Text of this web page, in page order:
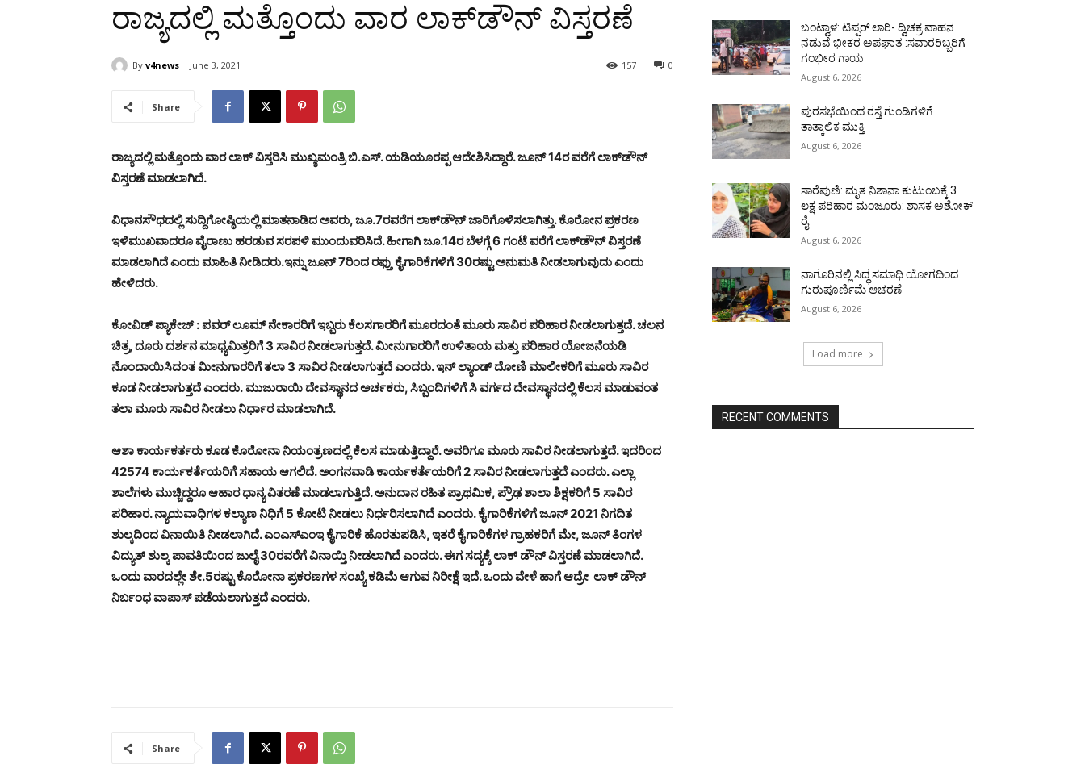
ರಾಜ್ಯದಲ್ಲಿ ಮತ್ತೊಂದು ವಾರ ಲಾಕ್‌ಡೌನ್ ವಿಸ್ತರಣೆ
By v4news June 3, 2021 0
157
Share
ರಾಜ್ಯದಲ್ಲಿ ಮತ್ತೊಂದು ವಾರ ಲಾಕ್ ವಿಸ್ತರಿಸಿ ಮುಖ್ಯಮಂತ್ರಿ ಬಿ.ಎಸ್. ಯಡಿಯೂರಪ್ಪ ಆದೇಶಿಸಿದ್ದಾರೆ. ಜೂನ್ 14ರ ವರೆಗೆ ಲಾಕ್‌ಡೌನ್
ವಿಸ್ತರಣೆ ಮಾಡಲಾಗಿದೆ.
ವಿಧಾನಸೌಧದಲ್ಲಿ ಸುದ್ದಿಗೋಷ್ಠಿಯಲ್ಲಿ ಮಾತನಾಡಿದ ಅವರು, ಜೂ.7ರವರೆಗ ಲಾಕ್‌ಡೌನ್ ಜಾರಿಗೊಳಿಸಲಾಗಿತ್ತು. ಕೊರೋನ ಪ್ರಕರಣ
ಇಳಿಮುಖವಾದರೂ ವೈರಾಣು ಹರಡುವ ಸರಪಳಿ ಮುಂದುವರಿಸಿದೆ. ಹೀಗಾಗಿ ಜೂ.14ರ ಬೆಳಗ್ಗೆ 6 ಗಂಟೆ ವರೆಗೆ ಲಾಕ್‌ಡೌನ್ ವಿಸ್ತರಣೆ
ಮಾಡಲಾಗಿದೆ ಎಂದು ಮಾಹಿತಿ ನೀಡಿದರು.ಇನ್ನು ಜೂನ್‌ 7ರಿಂದ ರಫ್ತು ಕೈಗಾರಿಕೆಗಳಿಗೆ 30ರಷ್ಟು ಅನುಮತಿ ನೀಡಲಾಗುವುದು ಎಂದು
ಹೇಳಿದರು.
ಕೋವಿಡ್ ಪ್ಯಾಕೇಜ್ : ಪವರ್ ಲೂಮ್ ನೇಕಾರರಿಗೆ ಇಬ್ಬರು ಕೆಲಸಗಾರರಿಗೆ ಮೂರದಂತೆ ಮೂರು ಸಾವಿರ ಪರಿಹಾರ ನೀಡಲಾಗುತ್ತದೆ. ಚಲನ
ಚಿತ್ರ, ದೂರು ದರ್ಶನ ಮಾಧ್ಯಮಿತ್ರರಿಗೆ 3 ಸಾವಿರ ನೀಡಲಾಗುತ್ತದೆ. ಮೀನುಗಾರರಿಗೆ ಉಳಿತಾಯ ಮತ್ತು ಪರಿಹಾರ ಯೋಜನೆಯಡಿ
ನೊಂದಾಯಿಸಿದಂತ ಮೀನುಗಾರರಿಗೆ ತಲಾ 3 ಸಾವಿರ ನೀಡಲಾಗುತ್ತದೆ ಎಂದರು. ಇನ್ ಲ್ಯಾಂಡ್ ದೋಣಿ ಮಾಲೀಕರಿಗೆ ಮೂರು ಸಾವಿರ
ಕೂಡ ನೀಡಲಾಗುತ್ತದೆ ಎಂದರು.ಮುಜುರಾಯಿ ದೇವಸ್ಥಾನದ ಅರ್ಚಕರು, ಸಿಬ್ಬಂದಿಗಳಿಗೆ ಸಿ ವರ್ಗದ ದೇವಸ್ಥಾನದಲ್ಲಿ ಕೆಲಸ ಮಾಡುವಂತ
ತಲಾ ಮೂರು ಸಾವಿರ ನೀಡಲು ನಿರ್ಧಾರ ಮಾಡಲಾಗಿದೆ.
ಆಶಾ ಕಾರ್ಯಕರ್ತರು ಕೂಡ ಕೊರೋನಾ ನಿಯಂತ್ರಣದಲ್ಲಿ ಕೆಲಸ ಮಾಡುತ್ತಿದ್ದಾರೆ. ಅವರಿಗೂ ಮೂರು ಸಾವಿರ ನೀಡಲಾಗುತ್ತದೆ. ಇದರಿಂದ
42574 ಕಾರ್ಯಕರ್ತೆಯರಿಗೆ ಸಹಾಯ ಆಗಲಿದೆ. ಅಂಗನವಾಡಿ ಕಾರ್ಯಕರ್ತೆಯರಿಗೆ 2 ಸಾವಿರ ನೀಡಲಾಗುತ್ತದೆ ಎಂದರು.ಎಲ್ಲಾ
ಶಾಲೆಗಳು ಮುಚ್ಚಿದ್ದರೂ ಆಹಾರ ಧಾನ್ಯ ವಿತರಣೆ ಮಾಡಲಾಗುತ್ತಿದೆ. ಅನುದಾನ ರಹಿತ ಪ್ರಾಥಮಿಕ, ಪ್ರೌಢ ಶಾಲಾ ಶಿಕ್ಷಕರಿಗೆ 5 ಸಾವಿರ
ಪರಿಹಾರ. ನ್ಯಾಯವಾಧಿಗಳ ಕಲ್ಯಾಣ ನಿಧಿಗೆ 5 ಕೋಟಿ ನೀಡಲು ನಿರ್ಧರಿಸಲಾಗಿದೆ ಎಂದರು.ಕೈಗಾರಿಕೆಗಳಿಗೆ ಜೂನ್ 2021 ನಿಗದಿತ
ಶುಲ್ಕದಿಂದ ವಿನಾಯಿತಿ ನೀಡಲಾಗಿದೆ. ಎಂಎಸ್‌ಎಂಇ ಕೈಗಾರಿಕೆ ಹೊರತುಪಡಿಸಿ, ಇತರೆ ಕೈಗಾರಿಕೆಗಳ ಗ್ರಾಹಕರಿಗೆ ಮೇ, ಜೂನ್ ತಿಂಗಳ
ವಿದ್ಯುತ್ ಶುಲ್ಕ ಪಾವತಿಯಿಂದ ಜುಲೈ 30ರವರೆಗೆ ವಿನಾಯ್ತಿ ನೀಡಲಾಗಿದೆ ಎಂದರು.ಈಗ ಸದ್ಯಕ್ಕೆ ಲಾಕ್ ಡೌನ್ ವಿಸ್ತರಣೆ ಮಾಡಲಾಗಿದೆ.
ಒಂದು ವಾರದಲ್ಲೇ ಶೇ.5ರಷ್ಟು ಕೊರೋನಾ ಪ್ರಕರಣಗಳ ಸಂಖ್ಯೆ ಕಡಿಮೆ ಆಗುವ ನಿರೀಕ್ಷೆ ಇದೆ. ಒಂದು ವೇಳೆ ಹಾಗೆ ಆದ್ರೇ ಲಾಕ್ ಡೌನ್
ನಿರ್ಬಂಧ ವಾಪಾಸ್ ಪಡೆಯಲಾಗುತ್ತದೆ ಎಂದರು.
Share
ಬಂಟ್ವಾಳ: ಟಿಪ್ಪರ್ ಲಾರಿ- ದ್ವಿಚಕ್ರ ವಾಹನ
ನಡುವೆ ಭೀಕರ ಅಪಘಾತ :ಸವಾರರಿಬ್ಬರಿಗೆ
ಗಂಭೀರ ಗಾಯ
August 6, 2026
ಪುರಸಭೆಯಿಂದ ರಸ್ತೆ ಗುಂಡಿಗಳಿಗೆ
ತಾತ್ಕಾಲಿಕ ಮುಕ್ತಿ
August 6, 2026
ಸಾರೆಪುಣಿ: ಮೃತ ನಿಶಾನಾ ಕುಟುಂಬಕ್ಕೆ 3
ಲಕ್ಷ ಪರಿಹಾರ ಮಂಜೂರು: ಶಾಸಕ ಅಶೋಕ್
ರೈ
August 6, 2026
ನಾಗೂರಿನಲ್ಲಿ ಸಿದ್ಧ ಸಮಾಧಿ ಯೋಗದಿಂದ
ಗುರುಪೂರ್ಣಿಮೆ ಆಚರಣೆ
August 6, 2026
Load more
RECENT COMMENTS